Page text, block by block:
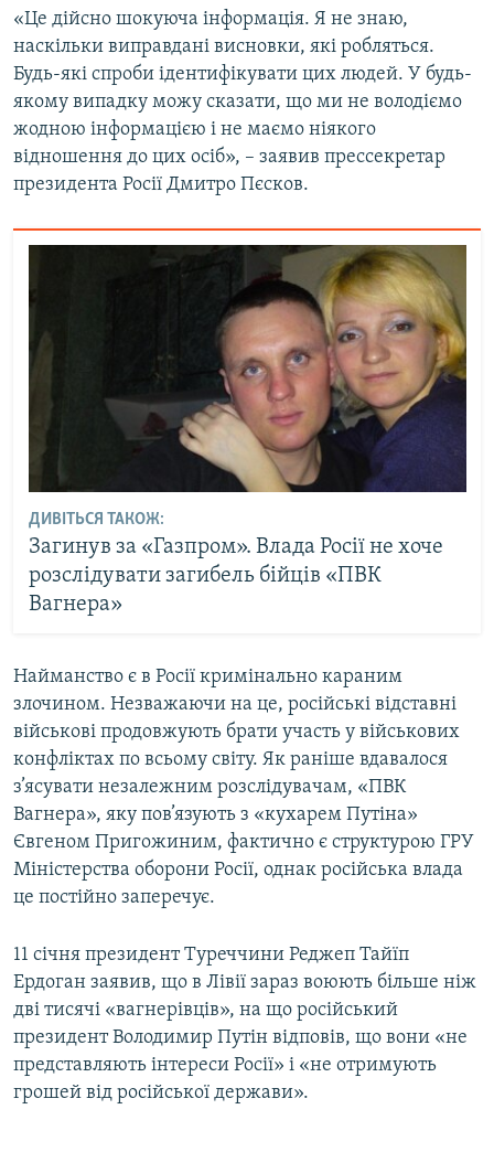
«Це дійсно шокуюча інформація. Я не знаю,
наскільки виправдані висновки, які робляться.
Будь-які спроби ідентифікувати цих людей. У будь-
якому випадку можу сказати, що ми не володіємо
жодною інформацією і не маємо ніякого
відношення до цих осіб», – заявив прессекретар
президента Росії Дмитро Пєсков.
ДИВІТЬСЯ ТАКОЖ:
Загинув за «Газпром». Влада Росії не хоче
розслідувати загибель бійців «ПВК
Вагнера»
Найманство є в Росії кримінально караним
злочином. Незважаючи на це, російські відставні
військові продовжують брати участь у військових
конфліктах по всьому світу. Як раніше вдавалося
з’ясувати незалежним розслідувачам, «ПВК
Вагнера», яку пов’язують з «кухарем Путіна»
Євгеном Пригожиним, фактично є структурою ГРУ
Міністерства оборони Росії, однак російська влада
це постійно заперечує.
11 січня президент Туреччини Реджеп Тайїп
Ердоган заявив, що в Лівії зараз воюють більше ніж
дві тисячі «вагнерівців», на що російський
президент Володимир Путін відповів, що вони «не
представляють інтереси Росії» і «не отримують
грошей від російської держави».